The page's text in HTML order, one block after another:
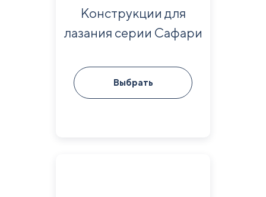
Конструкции для
лазания серии Сафари
Выбрать